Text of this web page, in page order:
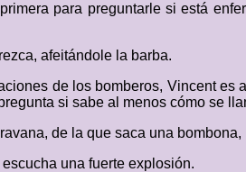
para preguntarle si está
afeitándole la barba.
de los bomberos, Vincent
si sabe al menos cómo se
de la que saca una
una fuerte explosión.